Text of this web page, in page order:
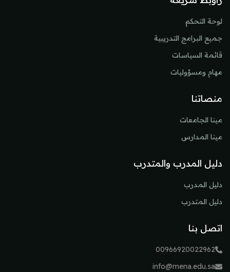
لوحة التحكم
جميع البرامج التدريبية
قائمة السياسات
مهام ومسؤوليات
منصاتنا
مينا الجامعات
مينا المدارس
دليل المدرب والمتدرب
دليل المدرب
دليل المتدرب
اتصل بنا
00966920022962
info@mena.edu.sa